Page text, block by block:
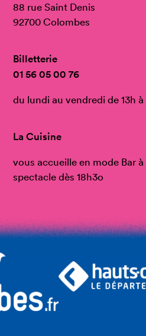
88 rue Saint Denis
92700 Colombes
Billetterie
01 56 05 00 76
du lundi au vendredi de 13h à
La Cuisine
vous accueille en mode Bar
spectacle dès 18h3o